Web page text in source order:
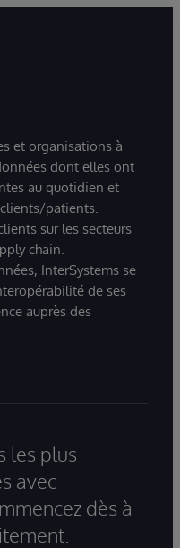
et organisations à
dont elles ont
au quotidien et
patients.
sur les secteurs
chain.
InterSystems se
de ses
auprès des
les plus
avec
dès à